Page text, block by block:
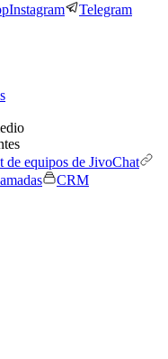
Instagram Telegram
de equipos de JivoChat
CRM